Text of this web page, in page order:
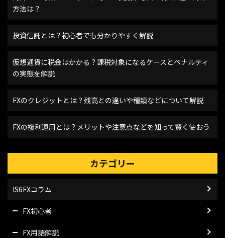
方法は？
投資信託とは？初心者でも分かりやすく解説
仮想通貨に税金はかかる？課税対象になるケースとペナルティ
の実態を解説
FXのクレジットとは？残高との違いや種類などについて解説
FXの複利運用とは？メリットや注意点などを知って賢く使おう
カテゴリー
IS6FXコラム
FX初心者
FX用語解説